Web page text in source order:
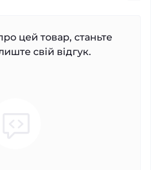
цей товар, станьте
свій відгук.